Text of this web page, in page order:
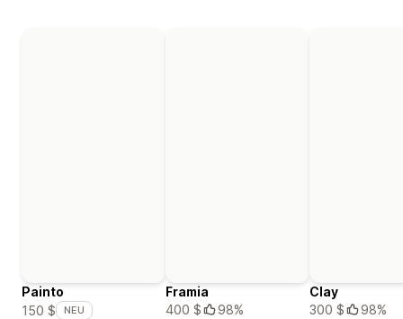
Painto
150 $
NEU
Framia
400 $
98%
Clay
300 $
98%